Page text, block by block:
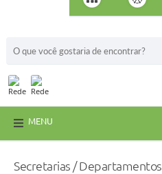
MENU
Secretarias / Departamentos